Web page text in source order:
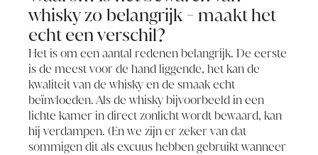
whisky zo belangrijk - maakt het
echt een verschil?
Het is om een aantal redenen belangrijk. De eerste
is de meest voor de hand liggende, het kan de
kwaliteit van de whisky en de smaak echt
beïnvloeden. Als de whisky bijvoorbeeld in een
lichte kamer in direct zonlicht wordt bewaard, kan
hij verdampen. (En we zijn er zeker van dat
sommigen dit als excuus hebben gebruikt wanneer